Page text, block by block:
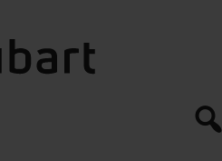
exibart.es